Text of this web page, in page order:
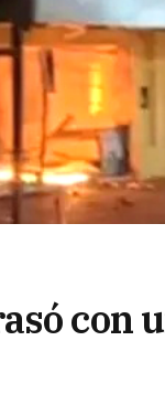
con